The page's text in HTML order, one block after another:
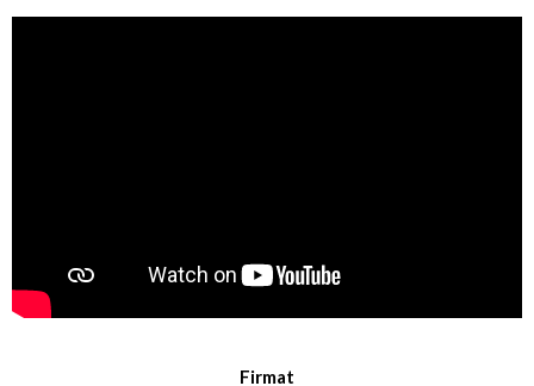
Firmat